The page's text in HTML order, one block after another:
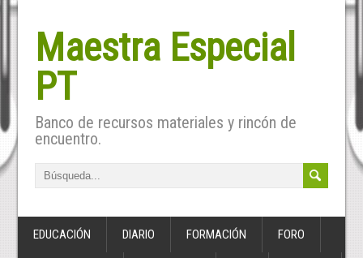
Maestra Especial
PT
Banco de recursos materiales y rincón de
encuentro.
EDUCACIÓN DIARIO FORMACIÓN FORO